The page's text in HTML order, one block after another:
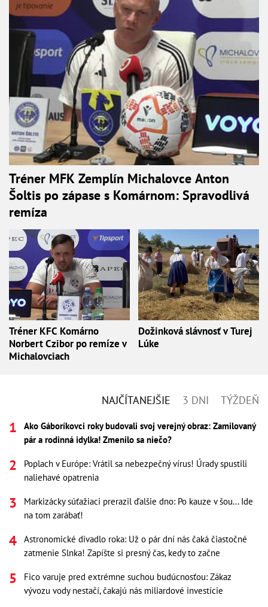
Tréner MFK Zemplín Michalovce Anton
Šoltis po zápase s Komárnom: Spravodlivá
remíza
Tréner KFC Komárno
Norbert Czibor po remíze v
Michalovciach
Dožinková slávnosť v Turej
Lúke
NAJČÍTANEJŠIE 3 DNI TÝŽDEŇ
Ako Gáboríkovci roky budovali svoj verejný obraz: Zamilovaný
pár a rodinná idylka! Zmenilo sa niečo?
Poplach v Európe: Vrátil sa nebezpečný vírus! Úrady spustili
naliehavé opatrenia
Markizácky súťažiaci prerazil ďalšie dno: Po kauze v šou... Ide
na tom zarábať!
Astronomické divadlo roka: Už o pár dní nás čaká čiastočné
zatmenie Slnka! Zapíšte si presný čas, kedy to začne
Fico varuje pred extrémne suchou budúcnosťou: Zákaz
vývozu vody nestačí, čakajú nás miliardové investície